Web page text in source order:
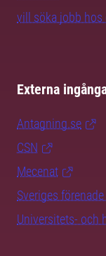
vill söka jobb hos
Externa
Antagning.se
CSN
Mecenat
Sveriges
Universitets- och